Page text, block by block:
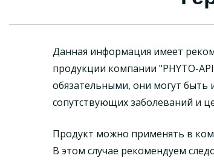
Данная информация имеет
продукции компании "PHYTO-
обязательными, они могут
сопутствующих заболеваний и
Продукт можно применять в
В этом случае рекомендуем